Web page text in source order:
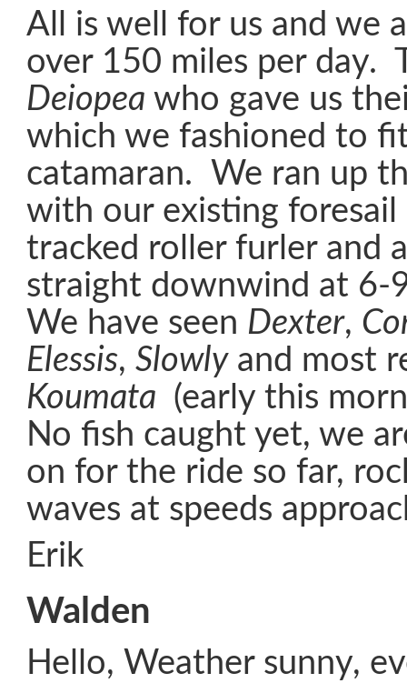
All is well for us and we
over 150 miles per day.
Deiopea who gave us
which we fashioned to
catamaran. We ran up
with our existing
tracked roller furler and
straight downwind at 6-
We have seen Dexter,
Elessis, Slowlyand most
Koumata (early this
No fish caught yet, we
on for the ride so far,
waves at speeds
Erik
Walden
Hello, Weather sunny,